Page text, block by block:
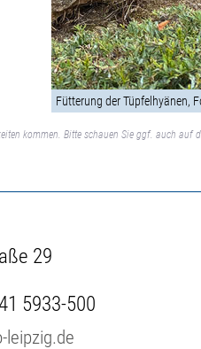
Fütterung der Tüpfelhyänen,
kommen. Bitte schauen Sie ggf. auch auf
29
5933-500
leipzig.de